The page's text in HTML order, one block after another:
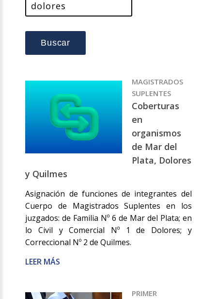
Buscar
MAGISTRADOS
SUPLENTES
Coberturas
en
organismos
de Mar del
Plata, Dolores
y Quilmes
Asignación de funciones de integrantes del
Cuerpo de Magistrados Suplentes en los
juzgados: de Familia Nº 6 de Mar del Plata; en
lo Civil y Comercial Nº 1 de Dolores; y
Correccional Nº 2 de Quilmes.
LEER MÁS
PRIMER